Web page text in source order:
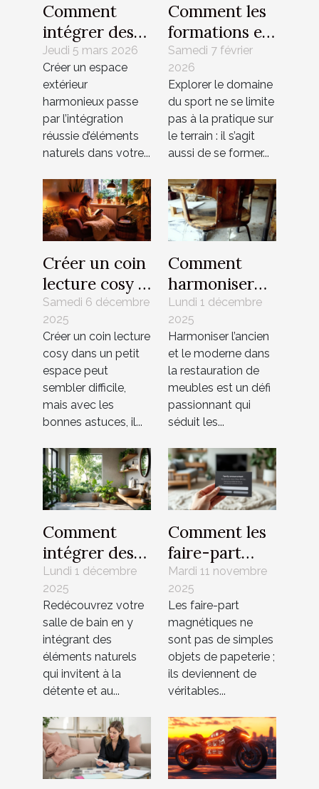
Comment
intégrer des
éléments
naturels dans
votre mobilier
de jardin ?
Jeudi 5 mars 2026
Créer un espace
extérieur
harmonieux passe
par l’intégration
réussie d’éléments
naturels dans votre...
Comment les
formations en
alternance
façonnent-
elles les futurs
professionnels
du sport ?
Samedi 7 février
2026
Explorer le domaine
du sport ne se limite
pas à la pratique sur
le terrain : il s’agit
aussi de se former...
Créer un coin
lecture cosy :
conseils pour
petits espaces
Samedi 6 décembre
2025
Créer un coin lecture
cosy dans un petit
espace peut
sembler difficile,
mais avec les
bonnes astuces, il...
Comment
harmoniser
ancien et
moderne dans
la
restauration
de meubles ?
Lundi 1 décembre
2025
Harmoniser l’ancien
et le moderne dans
la restauration de
meubles est un défi
passionnant qui
séduit les...
Comment
intégrer des
éléments
naturels pour
revitaliser
votre salle de
bain ?
Lundi 1 décembre
2025
Redécouvrez votre
salle de bain en y
intégrant des
éléments naturels
qui invitent à la
détente et au...
Comment les
faire-part
magnétiques
renforcent les
liens familiaux
?
Mardi 11 novembre
2025
Les faire-part
magnétiques ne
sont pas de simples
objets de papeterie ;
ils deviennent de
véritables...